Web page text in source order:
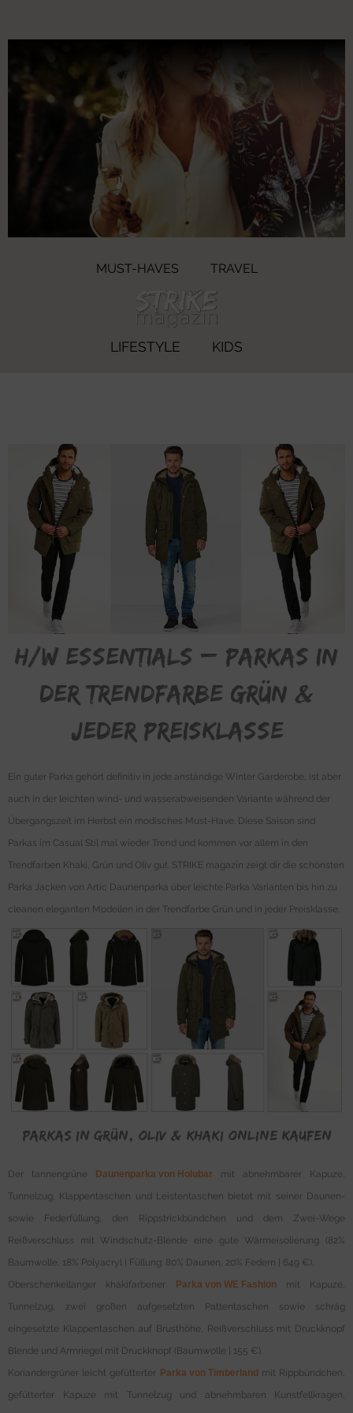
MUST-HAVES TRAVEL
LIFESTYLE KIDS
H/W Essentials – Parkas in
der Trendfarbe Grün &
jeder Preisklasse
Ein guter Parka gehört definitiv in jede anständige Winter Garderobe, ist aber
auch in der leichten wind- und wasserabweisenden Variante während der
Übergangszeit im Herbst ein modisches Must-Have. Diese Saison sind
Parkas im Casual Stil mal wieder Trend und kommen vor allem in den
Trendfarben Khaki, Grün und Oliv gut. STRIKE magazin zeigt dir die schönsten
Parka Jacken von Artic Daunenparka über leichte Parka Varianten bis hin zu
cleanen eleganten Modellen in der Trendfarbe Grün und in jeder Preisklasse.
Parkas in Grün, Oliv & Khaki online kaufen
Der tannengrüne Daunenparka von Holubar mit abnehmbarer Kapuze,
Tunnelzug, Klappentaschen und Leistentaschen bietet mit seiner Daunen-
sowie Federfüllung, den Rippstrickbündchen und dem Zwei-Wege
Reißverschluss mit Windschutz-Blende eine gute Wärmeisolierung (82%
Baumwolle, 18% Polyacryl | Füllung: 80% Daunen, 20% Federn | 649 €).
Oberschenkellanger khakifarbener
Parka von WE Fashionmit Kapuze,
Tunnelzug, zwei großen aufgesetzten Pattentaschen sowie schräg
eingesetzte Klappentaschen auf Brusthöhe, Reißverschluss mit Druckknopf
Blende und Armriegel mit Druckknopf (Baumwolle | 155 €).
Koriandergrüner leicht gefütterter Parka von Timberlandmit Rippbündchen,
gefütterter Kapuze mit Tunnelzug und abnehmbaren Kunstfellkragen,